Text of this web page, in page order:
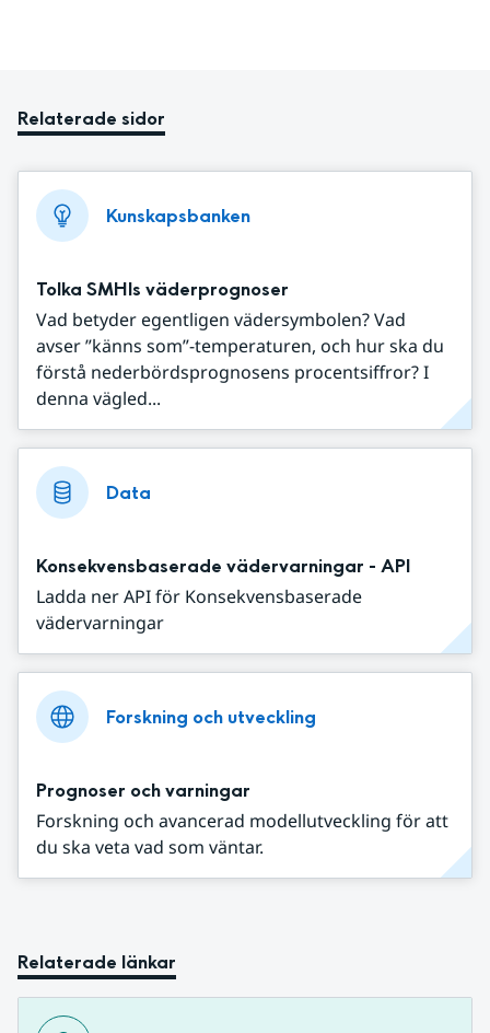
Relaterade sidor
Kunskapsbanken
Tolka SMHIs väderprognoser
Vad betyder egentligen vädersymbolen? Vad
avser ”känns som”-temperaturen, och hur ska du
förstå nederbördsprognosens procentsiffror? I
denna vägled...
Data
Konsekvensbaserade vädervarningar - API
Ladda ner API för Konsekvensbaserade
vädervarningar
Forskning och utveckling
Prognoser och varningar
Forskning och avancerad modellutveckling för att
du ska veta vad som väntar.
Relaterade länkar